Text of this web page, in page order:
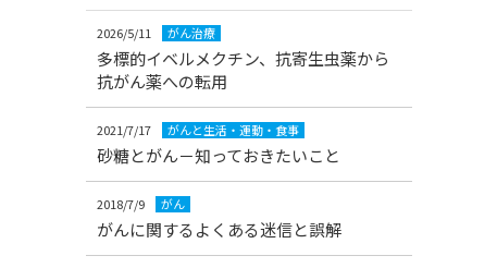
2026/5/11 がん治療
多標的イベルメクチン、抗寄生虫薬から
抗がん薬への転用
2021/7/17 がんと生活・運動・食事
砂糖とがん－知っておきたいこと
2018/7/9 がん
がんに関するよくある迷信と誤解